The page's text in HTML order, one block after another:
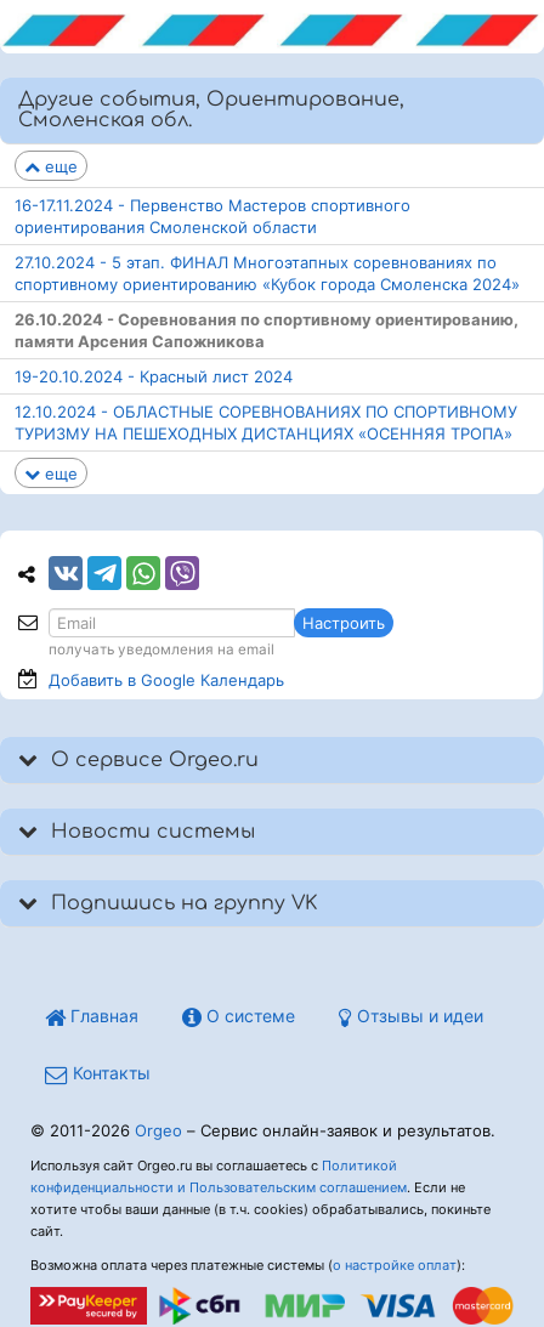
Другие события, Ориентирование,
Смоленская обл.
еще
16-17.11.2024 - Первенство Мастеров спортивного
ориентирования Смоленской области
27.10.2024 - 5 этап. ФИНАЛ Многоэтапных соревнованиях по
спортивному ориентированию «Кубок города Смоленска 2024»
26.10.2024 - Соревнования по спортивному ориентированию,
памяти Арсения Сапожникова
19-20.10.2024 - Красный лист 2024
12.10.2024 - ОБЛАСТНЫЕ СОРЕВНОВАНИЯХ ПО СПОРТИВНОМУ
ТУРИЗМУ НА ПЕШЕХОДНЫХ ДИСТАНЦИЯХ «ОСЕННЯЯ ТРОПА»
еще
Настроить
получать уведомления на email
Добавить в Google Календарь
О сервисе Orgeo.ru
Новости системы
Подпишись на группу VK
Главная О системе Отзывы и идеи
Контакты
© 2011-2026 Orgeo – Сервис онлайн-заявок и результатов.
Используя сайт Orgeo.ru вы соглашаетесь с Политикой
конфиденциальности и Пользовательским соглашением. Если не
хотите чтобы ваши данные (в т.ч. cookies) обрабатывались, покиньте
сайт.
Возможна оплата через платежные системы (о настройке оплат):